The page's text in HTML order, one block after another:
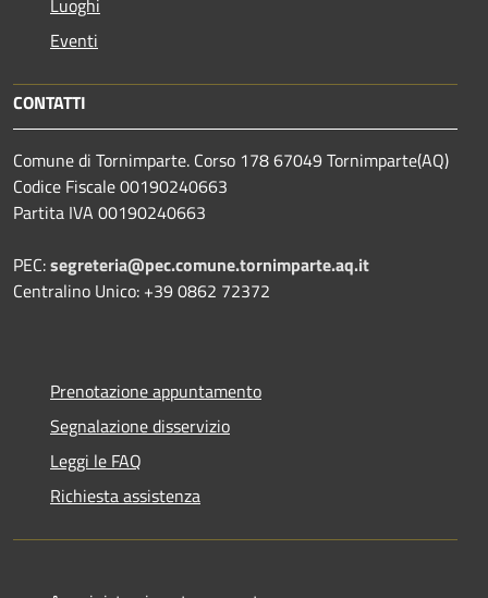
Luoghi
Eventi
CONTATTI
Comune di Tornimparte. Corso 178 67049 Tornimparte(AQ)
Codice Fiscale 00190240663
Partita IVA 00190240663
PEC:segreteria@pec.comune.tornimparte.aq.it
Centralino Unico: +39 0862 72372
Prenotazione appuntamento
Segnalazione disservizio
Leggi le FAQ
Richiesta assistenza